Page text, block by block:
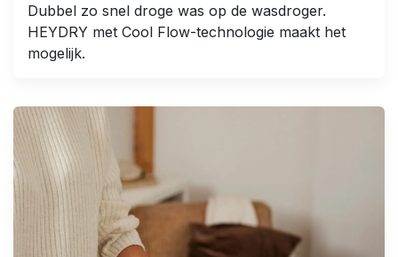
Dubbel zo snel droge was op de wasdroger.
HEYDRY met Cool Flow-technologie maakt het
mogelijk.